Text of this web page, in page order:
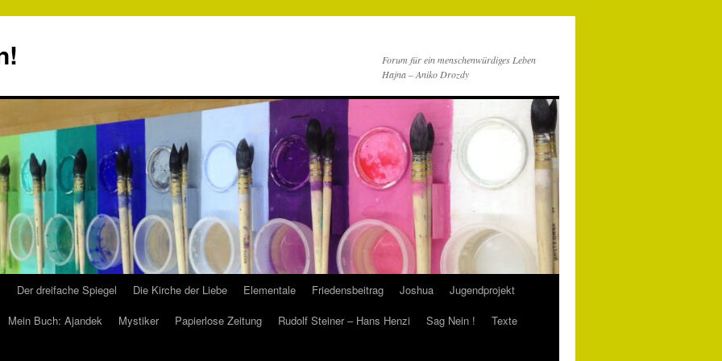
Forum für ein menschenwürdiges Leben
Hajna – Aniko Drozdy
Der dreifache Spiegel Die Kirche der Liebe Elementale Friedensbeitrag Joshua
Jugendprojekt
Mein Buch: Ajandek Mystiker Papierlose Zeitung Rudolf Steiner – Hans Henzi Sag Nein !
Texte